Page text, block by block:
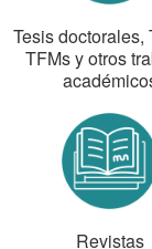
Revistas
Tesis doctorales,
TFMs y otros